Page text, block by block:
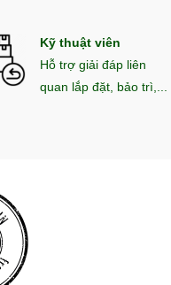
Kỹ thuật viên
Hỗ trợ giải đáp liên
quan lắp đặt, bảo trì,...